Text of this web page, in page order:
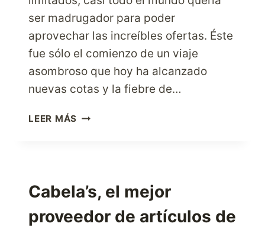
ser madrugador para poder
aprovechar las increíbles ofertas. Éste
fue sólo el comienzo de un viaje
asombroso que hoy ha alcanzado
nuevas cotas y la fiebre de…
LEER MÁS HUELGUISTAS
DE
IR
A
Cabela’s, el mejor
proveedor de artículos de